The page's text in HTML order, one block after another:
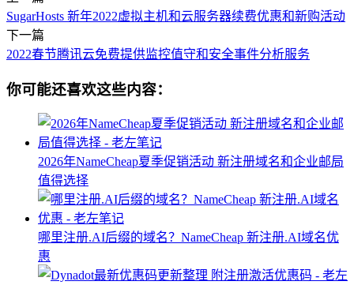
SugarHosts 新年2022虚拟主机和云服务器续费优惠和新购活动
下一篇
2022春节腾讯云免费提供监控值守和安全事件分析服务
你可能还喜欢这些内容：
2026年NameCheap夏季促销活动 新注册域名和企业邮局
值得选择
哪里注册.AI后缀的域名？NameCheap 新注册.AI域名优
惠